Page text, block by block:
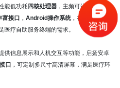
能低功耗四核处理器 ，主频可达
富接口 ， Android操作系统，在产品性
疗自助服务终端的需求。
供信息展示和人机交互等功能，启扬安卓
口 ，可定制多尺寸高清屏幕，满足医疗环